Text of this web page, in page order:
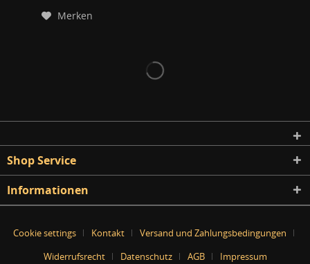
Merken
Shop Service
Informationen
Cookie settings Kontakt
Versand und Zahlungsbedingungen
Widerrufsrecht
Datenschutz AGB Impressum